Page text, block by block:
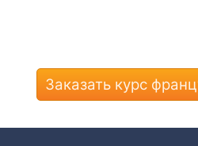
Заказать курс